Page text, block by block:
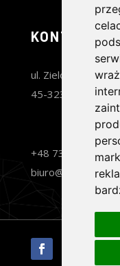
KONTAKT
ul. Zielonogórska
45-323 Opole
+48 730 080 418
biuro@gtlux.pl